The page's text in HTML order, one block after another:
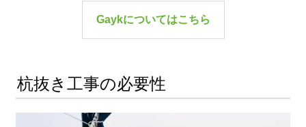
Gaykについてはこちら
杭抜き工事の必要性